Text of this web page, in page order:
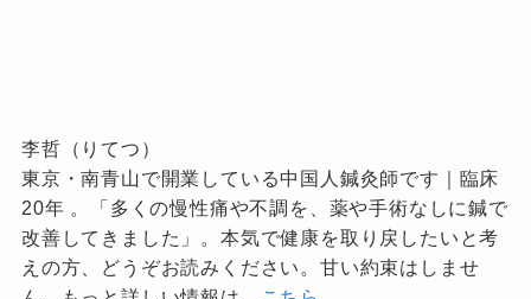
李哲（りてつ）
東京・南青山で開業している中国人鍼灸師です｜臨床
20年 。「多くの慢性痛や不調を、薬や手術なしに鍼で
改善してきました」。本気で健康を取り戻したいと考
えの方、どうぞお読みください。甘い約束はしませ